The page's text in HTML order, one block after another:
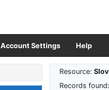
Account Settings Help
Search
Resource:
Records